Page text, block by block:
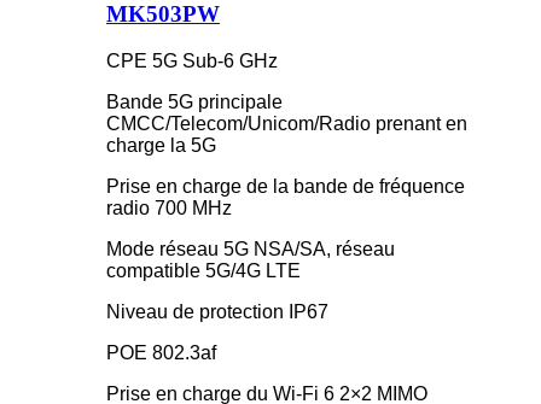
MK503PW
CPE 5G Sub-6 GHz
Bande 5G principale
CMCC/Telecom/Unicom/Radio prenant en
charge la 5G
Prise en charge de la bande de fréquence
radio 700 MHz
Mode réseau 5G NSA/SA, réseau
compatible 5G/4G LTE
Niveau de protection IP67
POE 802.3af
Prise en charge du Wi-Fi 6 2×2 MIMO